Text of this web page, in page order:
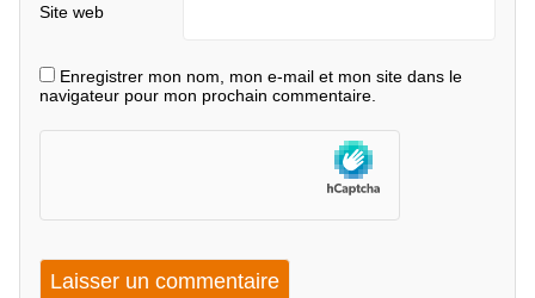
Site web
Enregistrer mon nom, mon e-mail et mon site dans le
navigateur pour mon prochain commentaire.